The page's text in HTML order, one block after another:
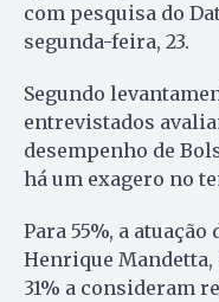
com pesquisa do
segunda-feira, 23.
Segundo
entrevistados
desempenho de
há um exagero no
Para 55%, a
Henrique Mandetta,
31% a consideram